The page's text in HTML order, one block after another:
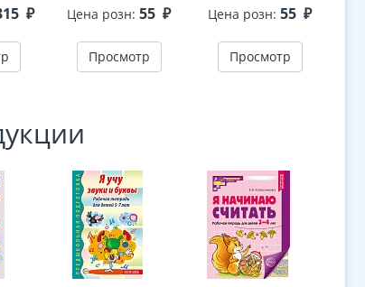
В
мм)
₽
индивидуальной
упаковке, с
европодвесом и
клеевым клапаном,
Цена розн: 55 ₽
Просмотр
(в индивидуальной
упаковке, с
европодвесом и
клеевым клапаном,
Цена розн: 55 ₽
Просмотр